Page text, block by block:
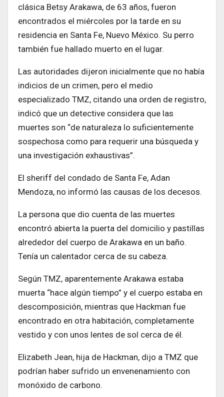
clásica Betsy Arakawa, de 63 años, fueron
encontrados el miércoles por la tarde en su
residencia en Santa Fe, Nuevo México. Su perro
también fue hallado muerto en el lugar.
Las autoridades dijeron inicialmente que no había
indicios de un crimen, pero el medio
especializado TMZ, citando una orden de registro,
indicó que un detective considera que las
muertes son “de naturaleza lo suficientemente
sospechosa como para requerir una búsqueda y
una investigación exhaustivas”.
El sheriff del condado de Santa Fe, Adan
Mendoza, no informó las causas de los decesos.
La persona que dio cuenta de las muertes
encontró abierta la puerta del domicilio y pastillas
alrededor del cuerpo de Arakawa en un baño.
Tenía un calentador cerca de su cabeza.
Según TMZ, aparentemente Arakawa estaba
muerta “hace algún tiempo” y el cuerpo estaba en
descomposición, mientras que Hackman fue
encontrado en otra habitación, completamente
vestido y con unos lentes de sol cerca de él.
Elizabeth Jean, hija de Hackman, dijo a TMZ que
podrían haber sufrido un envenenamiento con
monóxido de carbono.